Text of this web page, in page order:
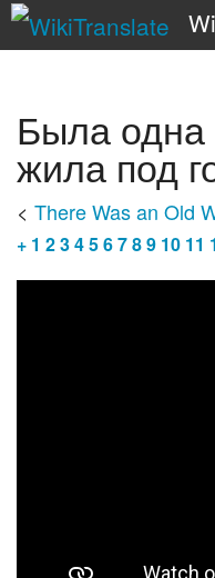
Была одна
жила под
< There Was an Old
+ 1 23456789 10 11